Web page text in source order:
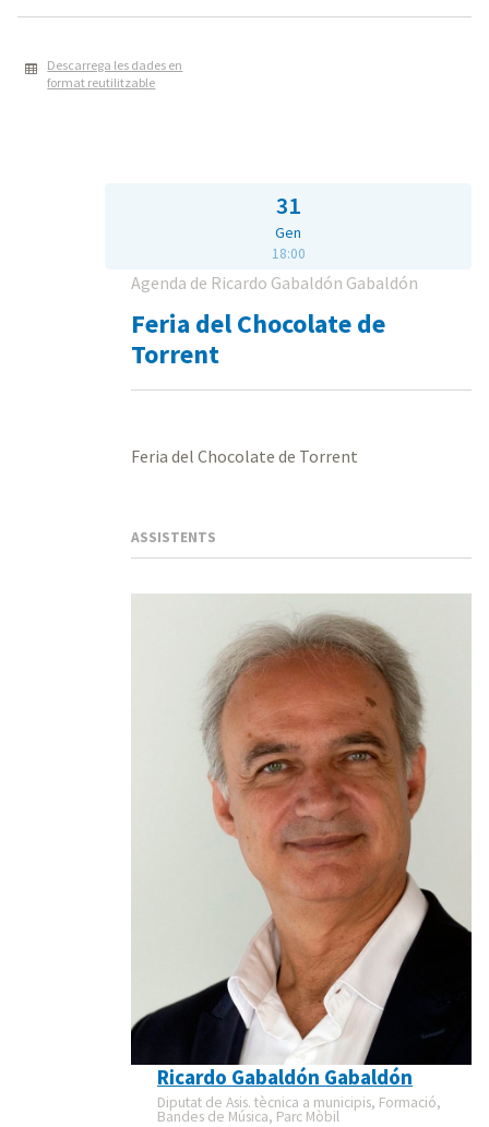
Descarrega les dades en
format reutilitzable
31
Gen
18:00
Agenda de Ricardo Gabaldón Gabaldón
Feria del Chocolate de
Torrent
Feria del Chocolate de Torrent
ASSISTENTS
Ricardo Gabaldón Gabaldón
Diputat de Asis. tècnica a municipis, Formació,
Bandes de Música, Parc Mòbil